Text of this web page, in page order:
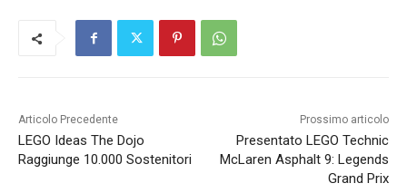
Articolo Precedente
LEGO Ideas The Dojo
Raggiunge 10.000 Sostenitori
Prossimo articolo
Presentato LEGO Technic
McLaren Asphalt 9: Legends
Grand Prix